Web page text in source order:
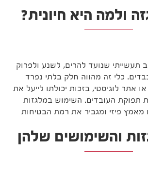
ולמה היא חיונית?
תעשייתי שנועד להרים, לשנע ולפרוק
כלי זה מהווה חלק בלתי נפרד
אתר לוגיסטי, בזכות יכולתו לייעל את
תפוקת העובדים. השימוש במלגזות
פיזי ומגביר את רמת הבטיחות
והשימושים שלהן